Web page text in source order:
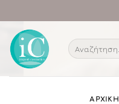
στο
περιεχόμενο
Αναζήτηση
για:
ΑΡΧΙΚΗ